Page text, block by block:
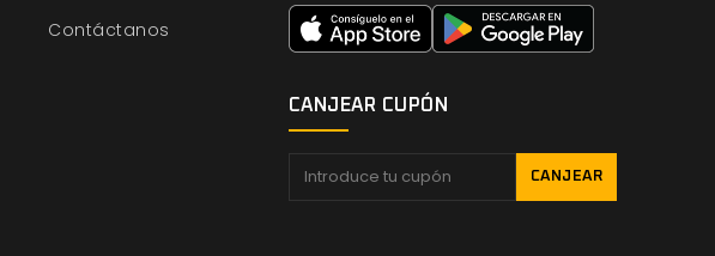
Contáctanos
CANJEAR CUPÓN
CANJEAR